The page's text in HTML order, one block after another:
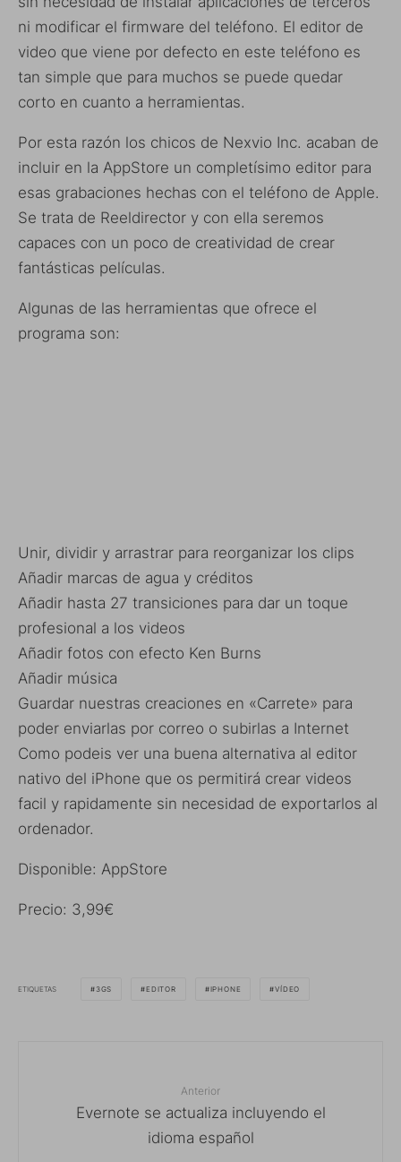
ni modificar el firmware del teléfono. El editor de
video que viene por defecto en este teléfono es
tan simple que para muchos se puede quedar
corto en cuanto a herramientas.
Por esta razón los chicos de Nexvio Inc. acaban de
incluir en la AppStore un completísimo editor para
esas grabaciones hechas con el teléfono de Apple.
Se trata de Reeldirector y con ella seremos
capaces con un poco de creatividad de crear
fantásticas películas.
Algunas de las herramientas que ofrece el
programa son:
Unir, dividir y arrastrar para reorganizar los clips
Añadir marcas de agua y créditos
Añadir hasta 27 transiciones para dar un toque
profesional a los videos
Añadir fotos con efecto Ken Burns
Añadir música
Guardar nuestras creaciones en «Carrete» para
poder enviarlas por correo o subirlas a Internet
Como podeis ver una buena alternativa al editor
nativo del iPhone que os permitirá crear videos
facil y rapidamente sin necesidad de exportarlos al
ordenador.
Disponible: AppStore
Precio: 3,99€
ETIQUETAS 3GS EDITOR IPHONE VÍDEO
Anterior
Evernote se actualiza incluyendo el
idioma español